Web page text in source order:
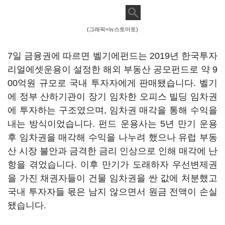
(그래픽=뉴스토마토)
7일 금융권에 따르면 벨기에펀드는 2019년 한국투자
리얼에셋운용이 설정한 해외 부동산 공모펀드로 약 9
00억원 규모로 국내 투자자에게 판매됐습니다. 벨기
에 정부 산하기관이 장기 임차한 오피스 빌딩 임차권
에 투자하는 구조였으며, 임차권 매각을 통해 수익을
내는 방식이었습니다. 펀드 운용사는 5년 만기 운용
후 임차권을 매각해 수익을 나누려 했으나 유럽 부동
산 시장 불안과 금격한 금리 인상으로 인해 매각에 난
항을 겪었습니다. 이후 만기가 도래하자 우선변제권
을 가진 채권자들이 건물 임차권을 싼 값에 처분했고
국내 투자자들 몫은 남지 않으면서 원금 전액이 손실
됐습니다.